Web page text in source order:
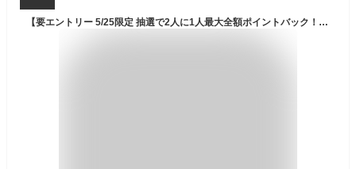
【要エントリー 5/25限定 抽選で2人に1人最大全額ポイントバック！】【あす楽対応】 クッカー SOTO ソト サーモスタッククッカーコンボ SOD-521 新富士バーナー 保温 保冷 アウトドア キャンプ ソロキャンプ 登山 フェス BBQ おうちキャンプ ベランピング